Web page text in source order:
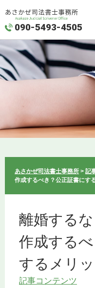
090-5493-4505
あさかぜ司法書士事務所 > 記
作成するべき？公正証書にす
離婚する
作成する
するメリ
記事コンテンツ